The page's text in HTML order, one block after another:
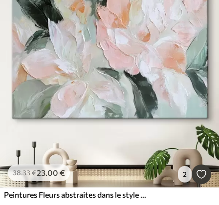
38.33€23.00 € 2
Peintures Fleurs abstraites dans le style de la peinture à l'huile